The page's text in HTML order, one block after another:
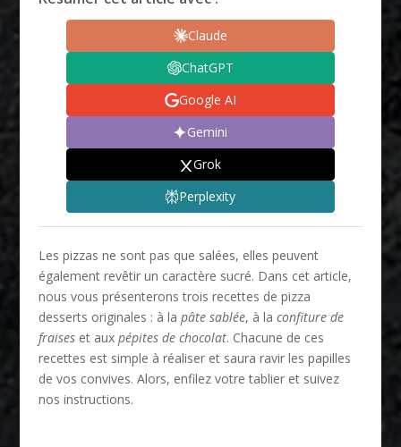
Claude
ChatGPT
Google AI
Gemini
Grok
Perplexity
Les pizzas ne sont pas que salées, elles peuvent
également revêtir un caractère sucré. Dans cet article,
nous vous présenterons trois recettes de pizza
desserts originales : à la pâte sablée, à la confiture de
fraiseset aux pépites de chocolat. Chacune de ces
recettes est simple à réaliser et saura ravir les papilles
de vos convives. Alors, enfilez votre tablier et suivez
nos instructions.